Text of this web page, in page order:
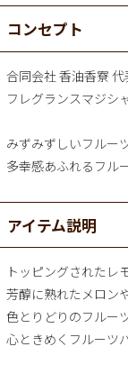
コンセプト
合同会社 香油香寮 代
フレグランスマジシ
みずみずしいフルー
多幸感あふれるフル
アイテム説明
トッピングされたレ
芳醇に熟れたメロン
色とりどりのフルー
心ときめくフルーツ